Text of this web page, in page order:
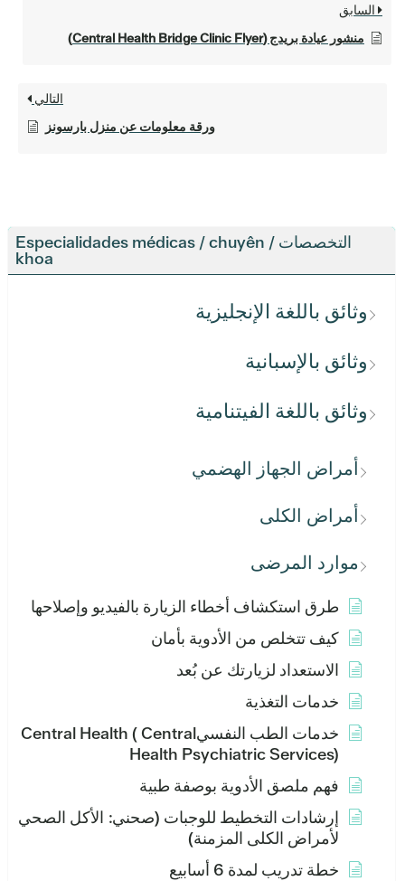
التخصصات / Especialidades médicas / chuyên
khoa
وثائق باللغة الإنجليزية
وثائق بالإسبانية
وثائق باللغة الفيتنامية
أمراض الجهاز الهضمي
أمراض الكلى
موارد المرضى
طرق استكشاف أخطاء الزيارة بالفيديو وإصلاحها
كيف تتخلص من الأدوية بأمان
الاستعداد لزيارتك عن بُعد
خدمات التغذية
خدمات الطب النفسيCentral Health ( Central
Health Psychiatric Services)
فهم ملصق الأدوية بوصفة طبية
إرشادات التخطيط للوجبات (صحني: الأكل الصحي
لأمراض الكلى المزمنة)
خطة تدريب لمدة 6 أسابيع
السابق
منشور عيادة بريدج (Central Health Bridge Clinic Flyer)
التالي
ورقة معلومات عن منزل بارسونز